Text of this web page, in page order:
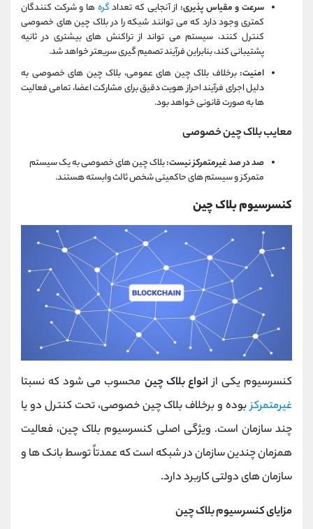
سرعت و مقیاس پذیری: از آنجایی که تعدادگرهها و شرکت کنندگان
کمتری وجود دارد که می توانند شبکه را در بلاک چین های خصوصی
کنترل کنند، سیستم می تواند از تراکنش های بیشتری در ثانیه
پشتیبانی کند، بنابراین فرآیند تصمیم گیری سریعتر خواهد شد.
امنیت:برخلاف بلاک چین های عمومی، بلاک چین های خصوصی به
دلیل اجرای فرآیند احراز هویت دقیق برای مشارکت اعضا، تمامی فعالیت
ها به صورت قانونی خواهد بود.
معایب بلاک چین خصوصی
صد در صد غیرمتمرکز نیست:بلاک چین های خصوصی به یک سیستم
متمرکز و سیستم های حاکمیتی شخص ثالث وابسته هستند.
کنسرسیوم بلاک چین
کنسرسیوم یکی ازانواع بلاک چین محسوب می شود که نسبتا
غیرمتمرکزبوده و برخلاف بلاک چین خصوصی، تحت کنترل دو یا
چند سازمان است. ویژگی اصلی کنسرسیوم بلاک چین، فعالیت
همزمان چندین سازمان در شبکه است که عمدتاً توسط بانک ها و
سازمان های دولتی کاربرد دارد.
مزایای کنسرسیوم بلاک چین